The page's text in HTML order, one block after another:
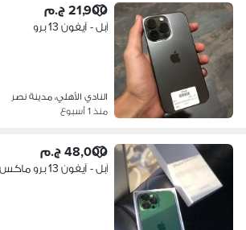
21,900 ج.م
آبل - آيفون 13 برو
النادي الأهلي، مدينة نصر
منذ 1 أسبوع
48,000 ج.م
آبل - آيفون 13 برو ماكس